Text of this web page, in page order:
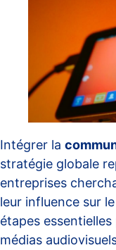
Intégrer la
stratégie globale
entreprises
leur influence sur
étapes
médias